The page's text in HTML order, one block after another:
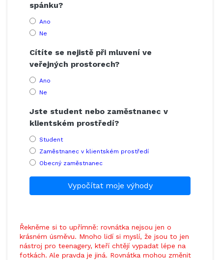
spánku?
Ano
Ne
Cítíte se nejistě při mluvení ve
veřejných prostorech?
Ano
Ne
Jste student nebo zaměstnanec v
klientském prostředí?
Student
Zaměstnanec v klientském prostředí
Obecný zaměstnanec
Vypočítat moje výhody
Řekněme si to upřímně: rovnátka nejsou jen o
krásném úsměvu. Mnoho lidí si myslí, že jsou to jen
nástroj pro teenagery, kteří chtějí vypadat lépe na
fotkách. Ale pravda je jiná. Rovnátka mohou změnit